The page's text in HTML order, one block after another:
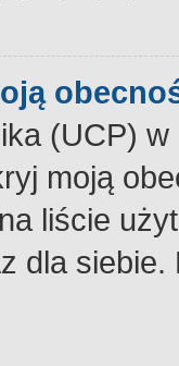
(UCP) w
moją
liście
dla